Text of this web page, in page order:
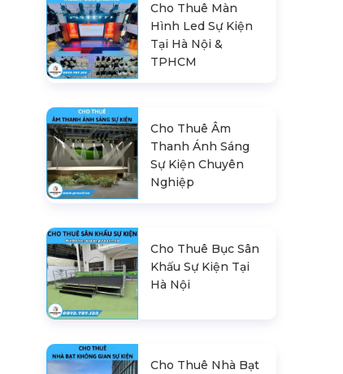
Cho Thuê Màn
Hình Led Sự Kiện
Tại Hà Nội &
TPHCM
Cho Thuê Âm
Thanh Ánh Sáng
Sự Kiện Chuyên
Nghiệp
Cho Thuê Bục Sân
Khấu Sự Kiện Tại
Hà Nội
Cho Thuê Nhà Bạt